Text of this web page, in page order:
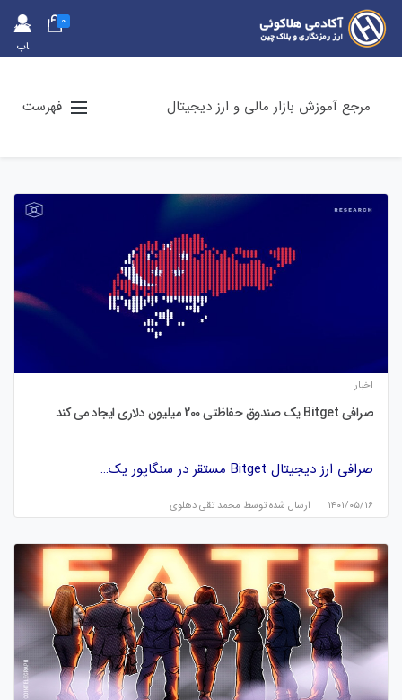
حس
اب
0
مرجع آموزش بازار مالی و ارز دیجیتال فهرست
اخبار
صرافی Bitget یک صندوق حفاظتی 200 میلیون دلاری ایجاد می کند
صرافی ارز دیجیتال Bitget مستقر در سنگاپور یک…
۱۴۰۱/۰۵/۱۶ ارسال شده توسط محمد تقی دهلوی